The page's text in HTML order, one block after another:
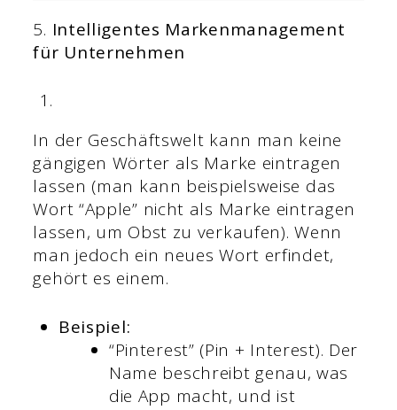
5. Intelligentes Markenmanagement
für Unternehmen
In der Geschäftswelt kann man keine
gängigen Wörter als Marke eintragen
lassen (man kann beispielsweise das
Wort “Apple” nicht als Marke eintragen
lassen, um Obst zu verkaufen). Wenn
man jedoch ein neues Wort erfindet,
gehört es einem.
Beispiel:
“Pinterest” (Pin + Interest). Der
Name beschreibt genau, was
die App macht, und ist